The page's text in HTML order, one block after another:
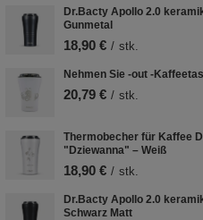
Dr.Bacty Apollo 2.0
Gunmetal
18,90 € / stk.
Nehmen Sie -out -
20,79 € / stk.
Thermobecher für Kaffee
"Dziewanna" – Weiß
18,90 € / stk.
Dr.Bacty Apollo 2.0
Schwarz Matt